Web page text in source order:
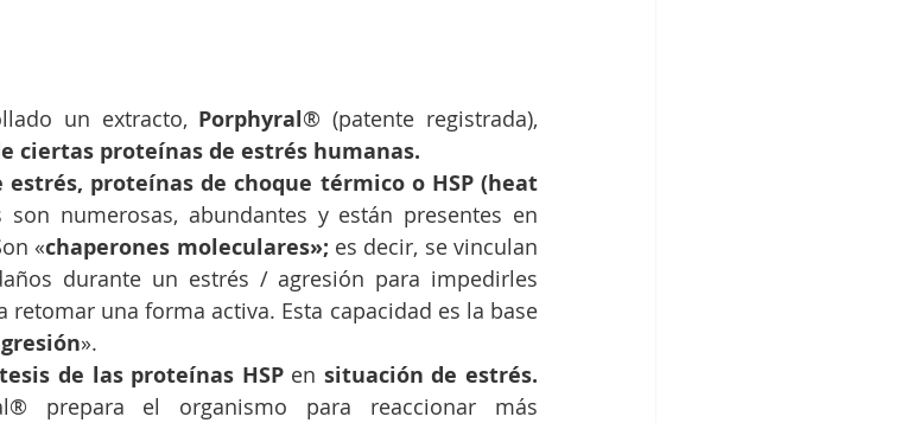
un extracto, Porphyral® (patente registrada),
ciertas proteínas de estrés humanas.
estrés, proteínas de choque térmico o HSP (heat
son numerosas, abundantes y están presentes en
«chaperones moleculares»; es decir, se vinculan
durante un estrés / agresión para impedirles
una forma activa. Esta capacidad es la base
».
de las proteínas HSP en situación de estrés.
prepara el organismo para reaccionar más